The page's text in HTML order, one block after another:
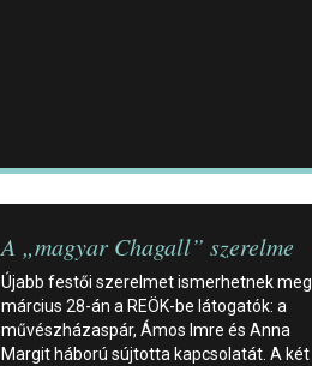
A „magyar Chagall” szerelme
Újabb festői szerelmet ismerhetnek meg
március 28-án a REÖK-be látogatók: a
művészházaspár, Ámos Imre és Anna
Margit háború sújtotta kapcsolatát. A két